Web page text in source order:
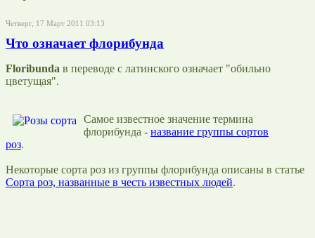
Четверг, 17 Март 2011 03:13
Что означает флорибунда
Floribunda в переводе с латинского означает "обильно
цветущая".
Самое известное значение термина
флорибунда - название группы сортов
роз.
Некоторые сорта роз из группы флорибунда описаны в статье
Сорта роз, названные в честь известных людей.